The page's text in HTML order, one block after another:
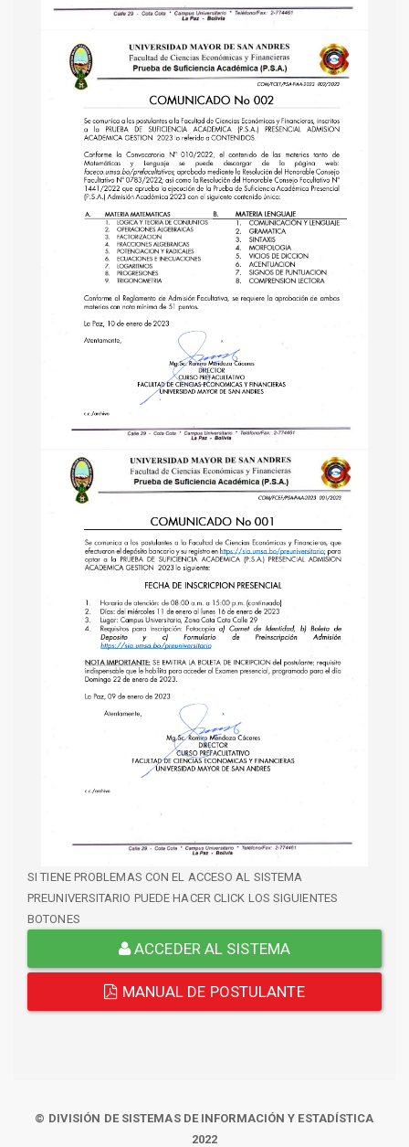
SI TIENE PROBLEMAS CON EL ACCESO AL SISTEMA
PREUNIVERSITARIO PUEDE HACER CLICK LOS SIGUIENTES
BOTONES
ACCEDER AL SISTEMA
MANUAL DE POSTULANTE
© DIVISIÓN DE SISTEMAS DE INFORMACIÓN Y ESTADÍSTICA
2022